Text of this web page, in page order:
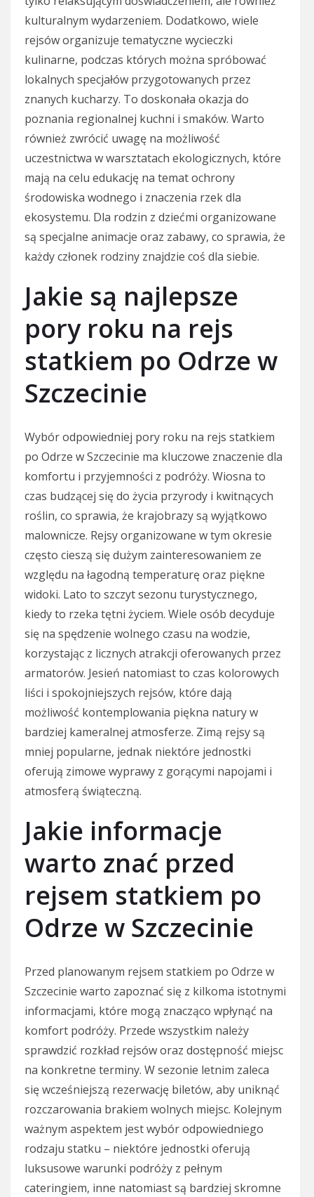
kulturalnym wydarzeniem. Dodatkowo, wiele
rejsów organizuje tematyczne wycieczki
kulinarne, podczas których można spróbować
lokalnych specjałów przygotowanych przez
znanych kucharzy. To doskonała okazja do
poznania regionalnej kuchni i smaków. Warto
również zwrócić uwagę na możliwość
uczestnictwa w warsztatach ekologicznych, które
mają na celu edukację na temat ochrony
środowiska wodnego i znaczenia rzek dla
ekosystemu. Dla rodzin z dziećmi organizowane
są specjalne animacje oraz zabawy, co sprawia, że
każdy członek rodziny znajdzie coś dla siebie.
Jakie są najlepsze
pory roku na rejs
statkiem po Odrze w
Szczecinie
Wybór odpowiedniej pory roku na rejs statkiem
po Odrze w Szczecinie ma kluczowe znaczenie dla
komfortu i przyjemności z podróży. Wiosna to
czas budzącej się do życia przyrody i kwitnących
roślin, co sprawia, że krajobrazy są wyjątkowo
malownicze. Rejsy organizowane w tym okresie
często cieszą się dużym zainteresowaniem ze
względu na łagodną temperaturę oraz piękne
widoki. Lato to szczyt sezonu turystycznego,
kiedy to rzeka tętni życiem. Wiele osób decyduje
się na spędzenie wolnego czasu na wodzie,
korzystając z licznych atrakcji oferowanych przez
armatorów. Jesień natomiast to czas kolorowych
liści i spokojniejszych rejsów, które dają
możliwość kontemplowania piękna natury w
bardziej kameralnej atmosferze. Zimą rejsy są
mniej popularne, jednak niektóre jednostki
oferują zimowe wyprawy z gorącymi napojami i
atmosferą świąteczną.
Jakie informacje
warto znać przed
rejsem statkiem po
Odrze w Szczecinie
Przed planowanym rejsem statkiem po Odrze w
Szczecinie warto zapoznać się z kilkoma istotnymi
informacjami, które mogą znacząco wpłynąć na
komfort podróży. Przede wszystkim należy
sprawdzić rozkład rejsów oraz dostępność miejsc
na konkretne terminy. W sezonie letnim zaleca
się wcześniejszą rezerwację biletów, aby uniknąć
rozczarowania brakiem wolnych miejsc. Kolejnym
ważnym aspektem jest wybór odpowiedniego
rodzaju statku – niektóre jednostki oferują
luksusowe warunki podróży z pełnym
cateringiem, inne natomiast są bardziej skromne